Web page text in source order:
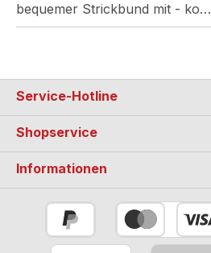
bequemer Strickbund mit - ko…
Service-Hotline
Shopservice
Informationen